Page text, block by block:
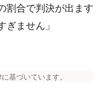
割合で判決が出ます
ません」
基づいています。